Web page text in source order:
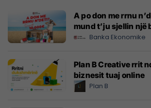
A po don me rrnu
mund t’ju sjellin një
Banka Ekonomike
Plan B Creative rrit
biznesit tuaj online
Plan B